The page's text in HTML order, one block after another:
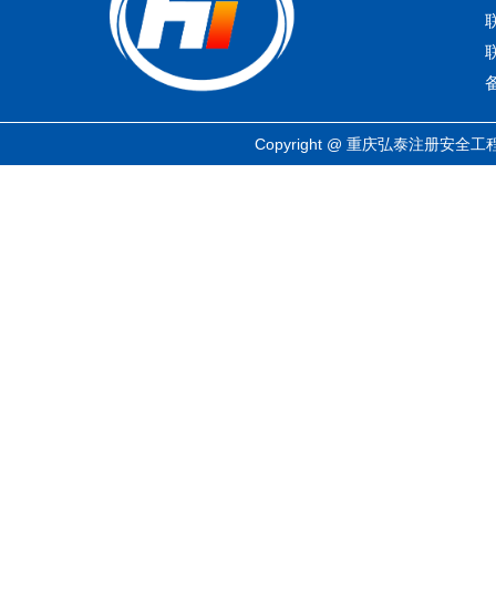
Copyright @ 重庆弘泰注册安全